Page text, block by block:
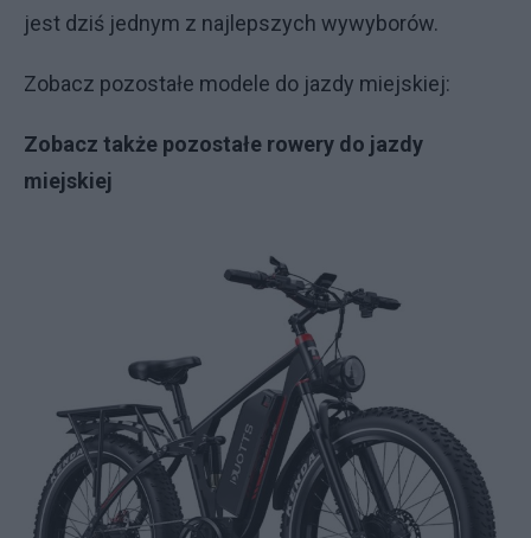
jest dziś jednym z najlepszych wywyborów.
Zobacz pozostałe modele do jazdy miejskiej:
Zobacz także pozostałe rowery do jazdy
miejskiej